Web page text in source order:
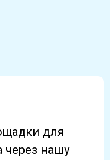
для
через нашу